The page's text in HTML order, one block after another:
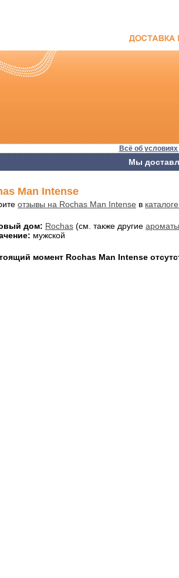
Всё об
Мы
Man Intense
отзывы на Rochas Man Intense в
дом: Rochas (см. также другие
мужской
момент Rochas Man Intense